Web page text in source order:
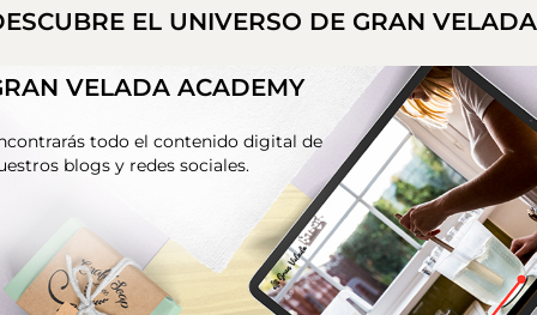
EL UNIVERSO DE GRAN VELADA
VELADA ACADEMY
todo el contenido digital de
blogs y redes sociales.